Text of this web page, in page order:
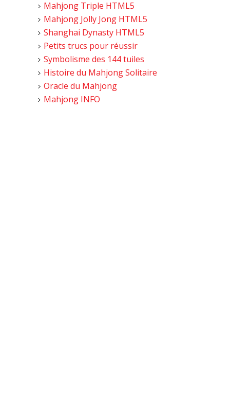
Mahjong Triple HTML5
Mahjong Jolly Jong HTML5
Shanghai Dynasty HTML5
Petits trucs pour réussir
Symbolisme des 144 tuiles
Histoire du Mahjong Solitaire
Oracle du Mahjong
Mahjong INFO